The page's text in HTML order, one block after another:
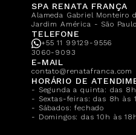
SPA RENATA FRANÇA
Alameda Gabriel Monteiro
Jardim América - São
TELEFONE
+55 11 99129-9556
3060-9093
E-MAIL
contato@renatafranca.com
HORÁRIO DE
- Segunda a quinta: das
- Sextas-feiras: das 8h às
- Sábados: fechado
- Domingos: das 10h às